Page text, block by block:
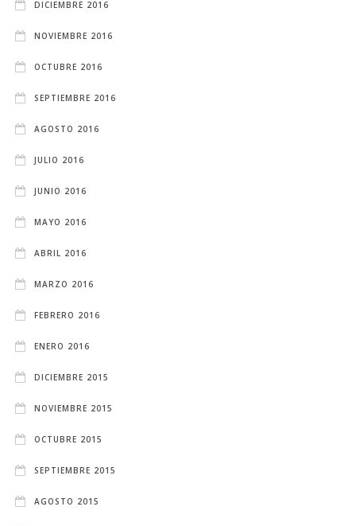
DICIEMBRE 2016
NOVIEMBRE 2016
OCTUBRE 2016
SEPTIEMBRE 2016
AGOSTO 2016
JULIO 2016
JUNIO 2016
MAYO 2016
ABRIL 2016
MARZO 2016
FEBRERO 2016
ENERO 2016
DICIEMBRE 2015
NOVIEMBRE 2015
OCTUBRE 2015
SEPTIEMBRE 2015
AGOSTO 2015